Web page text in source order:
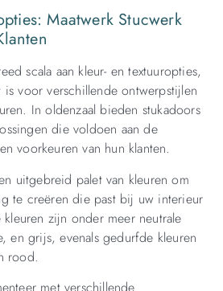
Maatwerk Stucwerk
scala aan kleur- en textuuropties,
voor verschillende ontwerpstijlen
In oldenzaal bieden stukadoors
die voldoen aan de
voorkeuren van hun klanten.
uitgebreid palet van kleuren om
te creëren die past bij uw interieur
zijn onder meer neutrale
en grijs, evenals gedurfde kleuren
rood.